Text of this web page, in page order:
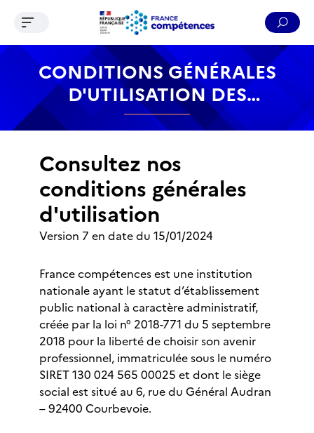
Contenu Recherche Menu Pied de page
Ouvrir le menu de navigation
CONDITIONS GÉNÉRALES
D'UTILISATION DES
TÉLÉSERVICES
Consultez nos
conditions générales
d'utilisation
Version 7 en date du 15/01/2024
France compétences est une institution
nationale ayant le statut d’établissement
public national à caractère administratif,
créée par la loi n° 2018-771 du 5 septembre
2018 pour la liberté de choisir son avenir
professionnel, immatriculée sous le numéro
SIRET 130 024 565 00025 et dont le siège
social est situé au 6, rue du Général Audran
– 92400 Courbevoie.